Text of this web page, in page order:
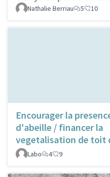
Nathalie Berriau
5 10
Encourager la
d'abeille / financer la
vegetalisation de toit
Labo
4 9